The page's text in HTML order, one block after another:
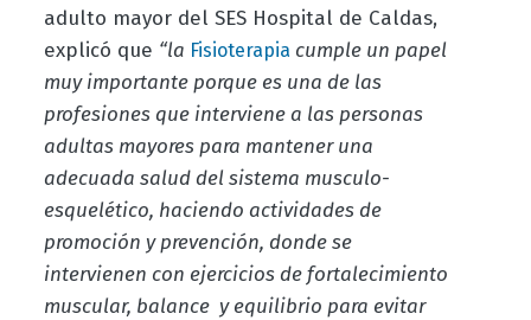
adulto mayor del SES Hospital de Caldas,
explicó que “la Fisioterapiacumple un papel
muy importante porque es una de las
profesiones que interviene a las personas
adultas mayores para mantener una
adecuada salud del sistema musculo-
esquelético, haciendo actividades de
promoción y prevención, donde se
intervienen con ejercicios de fortalecimiento
muscular, balance y equilibrio para evitar